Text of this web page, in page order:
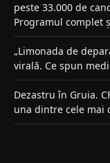
peste 33.000 de
Programul complet
„Limonada de
virală. Ce spun
Dezastru în Gruia.
una dintre cele